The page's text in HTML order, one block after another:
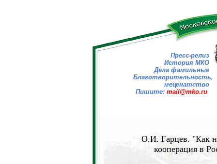
Пресс-релиз
История МКО
Дела фамильные
Благотворительность,
меценатство
Пишите: mail@mko.ru
О.И. Гарцев. "Как
кооперация в